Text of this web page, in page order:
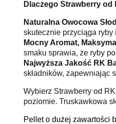
Dlaczego Strawberry od
Naturalna Owocowa
skutecznie przyciąga ryby
Mocny Aromat,
smaku sprawia, że ryby
Najwyższa Jakość RK
składników, zapewniając
Wybierz Strawberry od
poziomie. Truskawkowa
Pellet o dużej zawartości